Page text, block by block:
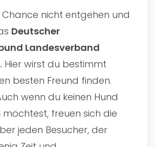
Chance nicht entgehen und
Deutscher
Landesverband
. Hier wirst du bestimmt
besten Freund finden.
wenn du keinen Hund
freuen sich die
jeden Besucher, der